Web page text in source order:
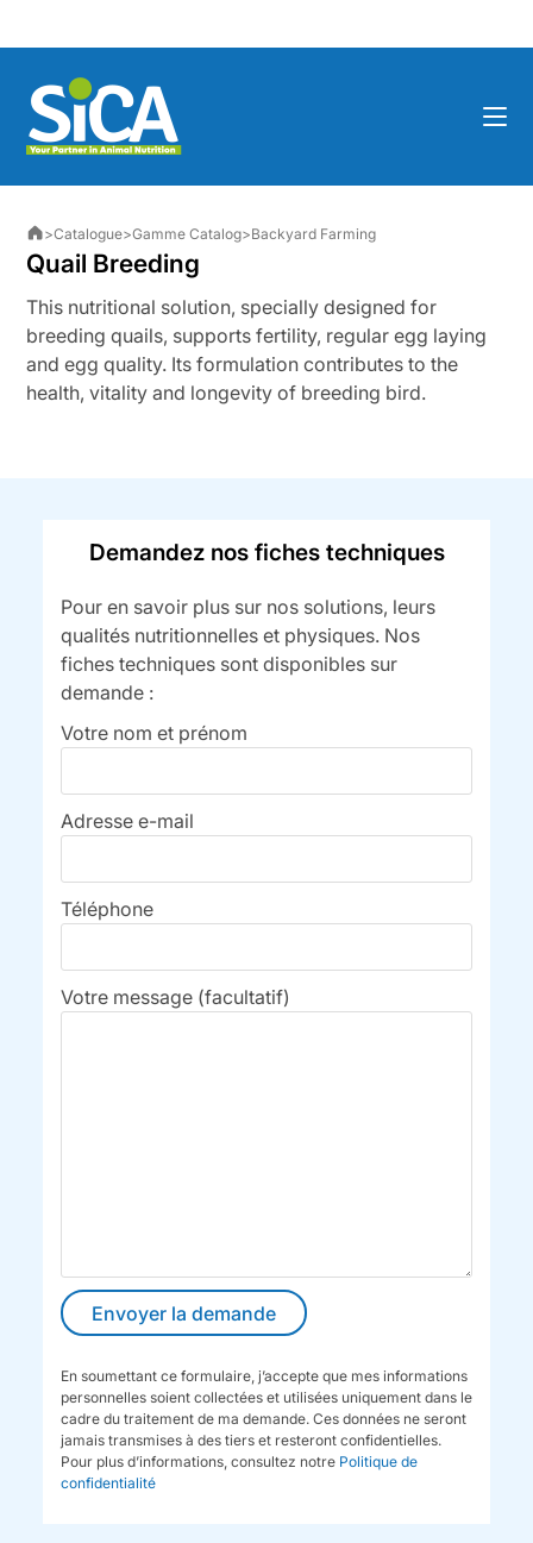
to
>Catalogue>Gamme Catalog>Backyard Farming
Quail Breeding
This nutritional solution, specially designed for
breeding quails, supports fertility, regular egg laying
and egg quality. Its formulation contributes to the
health, vitality and longevity of breeding bird.
Demandez nos fiches techniques
Pour en savoir plus sur nos solutions, leurs
qualités nutritionnelles et physiques. Nos
fiches techniques sont disponibles sur
demande :
Votre nom et prénom
Adresse e-mail
Téléphone
Votre message (facultatif)
En soumettant ce formulaire, j’accepte que mes informations
personnelles soient collectées et utilisées uniquement dans le
cadre du traitement de ma demande. Ces données ne seront
jamais transmises à des tiers et resteront confidentielles.
Pour plus d’informations, consultez notre Politique de
confidentialité